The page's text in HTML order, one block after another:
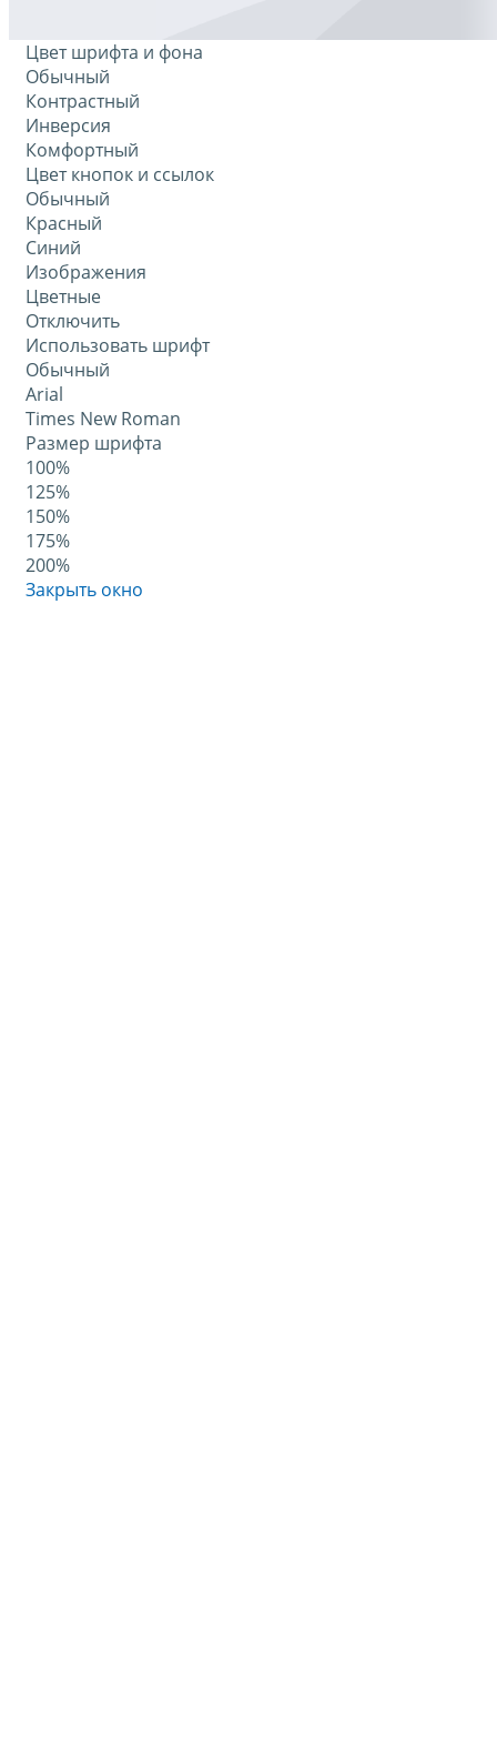
Цвет шрифта и фона
Обычный
Контрастный
Инверсия
Комфортный
Цвет кнопок и ссылок
Обычный
Красный
Синий
Изображения
Цветные
Отключить
Использовать шрифт
Обычный
Arial
Times New Roman
Размер шрифта
100%
125%
150%
175%
200%
Закрыть окно